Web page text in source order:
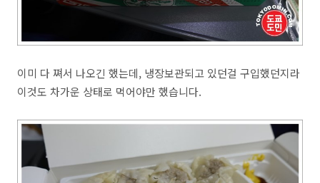
이미 다 쪄서 나오긴 했는데, 냉장보관되고 있던걸 구입했던지라
이것도 차가운 상태로 먹어야만 했습니다.